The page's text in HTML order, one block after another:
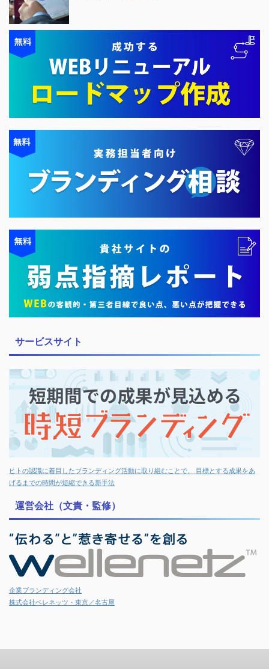
サービスサイト
ヒトの認識に着目したブランディング活動に取り組むことで、 目標とする成果をあ
げるまでの時間が短縮できる新手法
運営会社（文責・監修）
企業ブランディング会社
株式会社ベレネッツ・東京／名古屋